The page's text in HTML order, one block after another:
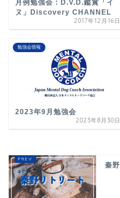
月例勉強会 : D.V.D.鑑賞「イ
ヌ」Discovery CHANNEL
2017年12月16日
勉強会情報
2023年9月勉強会
2023年8月30日
秦